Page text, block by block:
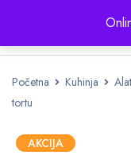
Početna Kuhinja
tortu
AKCIJA